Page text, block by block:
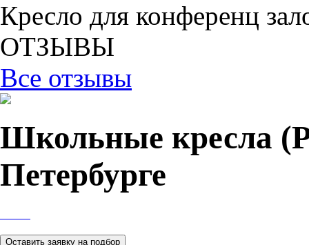
Кресло для конференц
ОТЗЫВЫ
Все отзывы
Школьные кресла
Петербурге